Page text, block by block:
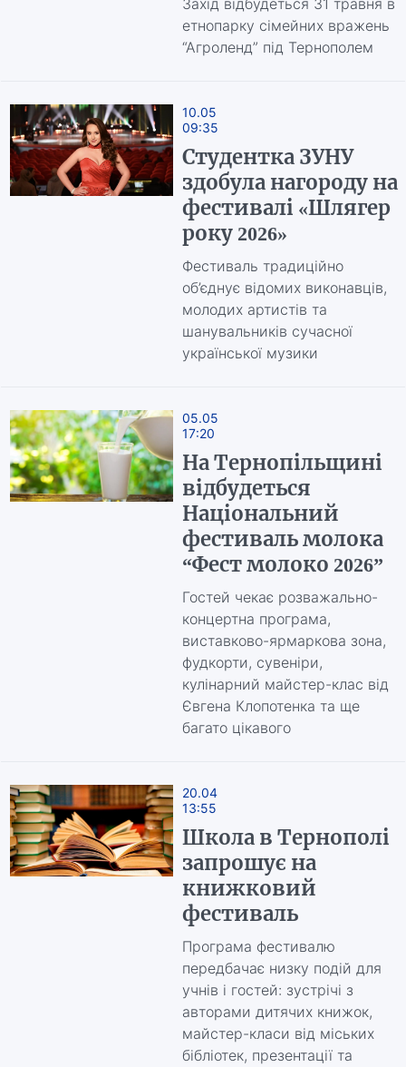
Захід відбудеться 31 травня в
етнопарку сімейних вражень
“Агроленд” під Тернополем
10.05
09:35
Студентка ЗУНУ
здобула нагороду на
фестивалі «Шлягер
року 2026»
Фестиваль традиційно
об’єднує відомих виконавців,
молодих артистів та
шанувальників сучасної
української музики
05.05
17:20
На Тернопільщині
відбудеться
Національний
фестиваль молока
“Фест молоко 2026”
Гостей чекає розважально-
концертна програма,
виставково-ярмаркова зона,
фудкорти, сувеніри,
кулінарний майстер-клас від
Євгена Клопотенка та ще
багато цікавого
20.04
13:55
Школа в Тернополі
запрошує на
книжковий
фестиваль
Програма фестивалю
передбачає низку подій для
учнів і гостей: зустрічі з
авторами дитячих книжок,
майстер-класи від міських
бібліотек, презентації та